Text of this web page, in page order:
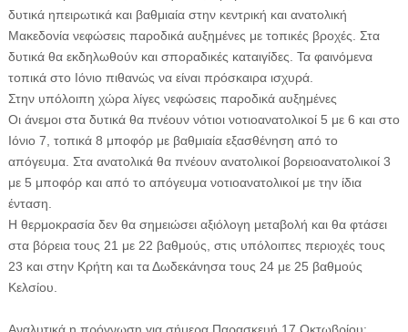
δυτικά ηπειρωτικά και βαθμιαία στην κεντρική και ανατολική
Μακεδονία νεφώσεις παροδικά αυξημένες με τοπικές βροχές. Στα
δυτικά θα εκδηλωθούν και σποραδικές καταιγίδες. Τα φαινόμενα
τοπικά στο Ιόνιο πιθανώς να είναι πρόσκαιρα ισχυρά.
Στην υπόλοιπη χώρα λίγες νεφώσεις παροδικά αυξημένες
Οι άνεμοι στα δυτικά θα πνέουν νότιοι νοτιοανατολικοί 5 με 6 και στο
Ιόνιο 7, τοπικά 8 μποφόρ με βαθμιαία εξασθένηση από το
απόγευμα. Στα ανατολικά θα πνέουν ανατολικοί βορειοανατολικοί 3
με 5 μποφόρ και από το απόγευμα νοτιοανατολικοί με την ίδια
ένταση.
Η θερμοκρασία δεν θα σημειώσει αξιόλογη μεταβολή και θα φτάσει
στα βόρεια τους 21 με 22 βαθμούς, στις υπόλοιπες περιοχές τους
23 και στην Κρήτη και τα Δωδεκάνησα τους 24 με 25 βαθμούς
Κελσίου.